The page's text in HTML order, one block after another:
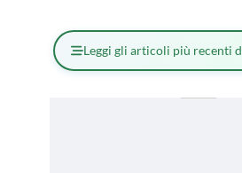
Leggi gli articoli più recenti